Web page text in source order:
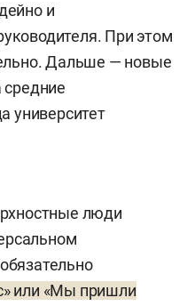
и
При этом
Дальше — новые
средние
университет
люди
или «Мы пришли